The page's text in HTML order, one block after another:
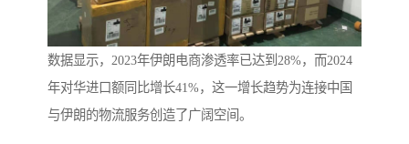
数据显示，2023年伊朗电商渗透率已达到28%，而2024
年对华进口额同比增长41%，这一增长趋势为连接中国
与伊朗的物流服务创造了广阔空间。